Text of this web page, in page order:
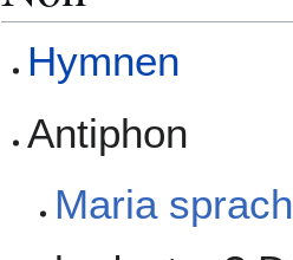
Hymnen
Antiphon
Maria